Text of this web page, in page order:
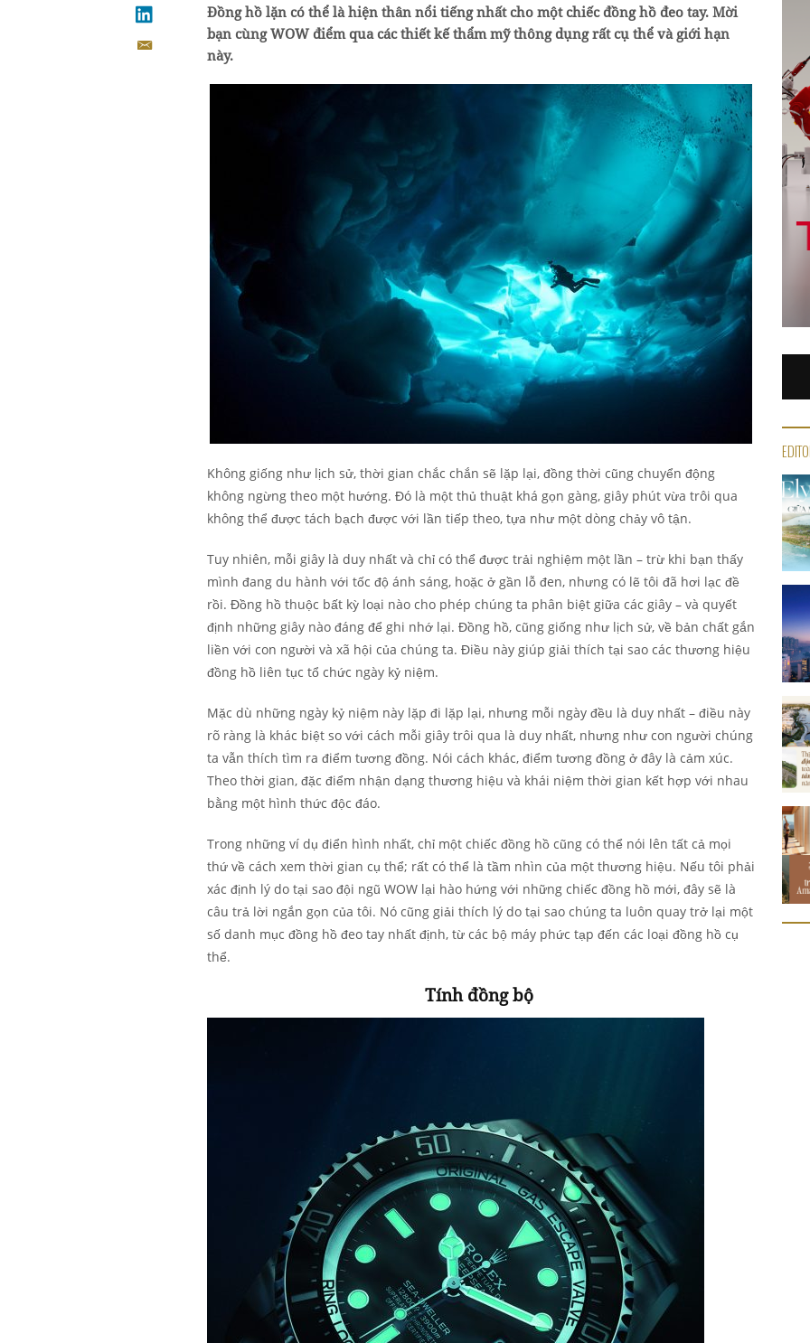
Đồng hồ lặn có thể là hiện thân nổi tiếng nhất cho một chiếc đồng hồ đeo tay. Mời
bạn cùng WOW điểm qua các thiết kế thẩm mỹ thông dụng rất cụ thể và giới hạn
này.
Không giống như lịch sử, thời gian chắc chắn sẽ lặp lại, đồng thời cũng chuyển động
không ngừng theo một hướng. Đó là một thủ thuật khá gọn gàng, giây phút vừa trôi qua
không thể được tách bạch được với lần tiếp theo, tựa như một dòng chảy vô tận.
Tuy nhiên, mỗi giây là duy nhất và chỉ có thể được trải nghiệm một lần – trừ khi bạn thấy
mình đang du hành với tốc độ ánh sáng, hoặc ở gần lỗ đen, nhưng có lẽ tôi đã hơi lạc đề
rồi. Đồng hồ thuộc bất kỳ loại nào cho phép chúng ta phân biệt giữa các giây – và quyết
định những giây nào đáng để ghi nhớ lại. Đồng hồ, cũng giống như lịch sử, về bản chất gắn
liền với con người và xã hội của chúng ta. Điều này giúp giải thích tại sao các thương hiệu
đồng hồ liên tục tổ chức ngày kỷ niệm.
Mặc dù những ngày kỷ niệm này lặp đi lặp lại, nhưng mỗi ngày đều là duy nhất – điều này
rõ ràng là khác biệt so với cách mỗi giây trôi qua là duy nhất, nhưng như con người chúng
ta vẫn thích tìm ra điểm tương đồng. Nói cách khác, điểm tương đồng ở đây là cảm xúc.
Theo thời gian, đặc điểm nhận dạng thương hiệu và khái niệm thời gian kết hợp với nhau
bằng một hình thức độc đáo.
Trong những ví dụ điển hình nhất, chỉ một chiếc đồng hồ cũng có thể nói lên tất cả mọi
thứ về cách xem thời gian cụ thể; rất có thể là tầm nhìn của một thương hiệu. Nếu tôi phải
xác định lý do tại sao đội ngũ WOW lại hào hứng với những chiếc đồng hồ mới, đây sẽ là
câu trả lời ngắn gọn của tôi. Nó cũng giải thích lý do tại sao chúng ta luôn quay trở lại một
số danh mục đồng hồ đeo tay nhất định, từ các bộ máy phức tạp đến các loại đồng hồ cụ
thể.
Tính đồng bộ